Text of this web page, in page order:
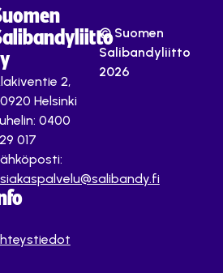
2,
Helsinki
0400
017
© Suomen
Salibandyliitto
2026